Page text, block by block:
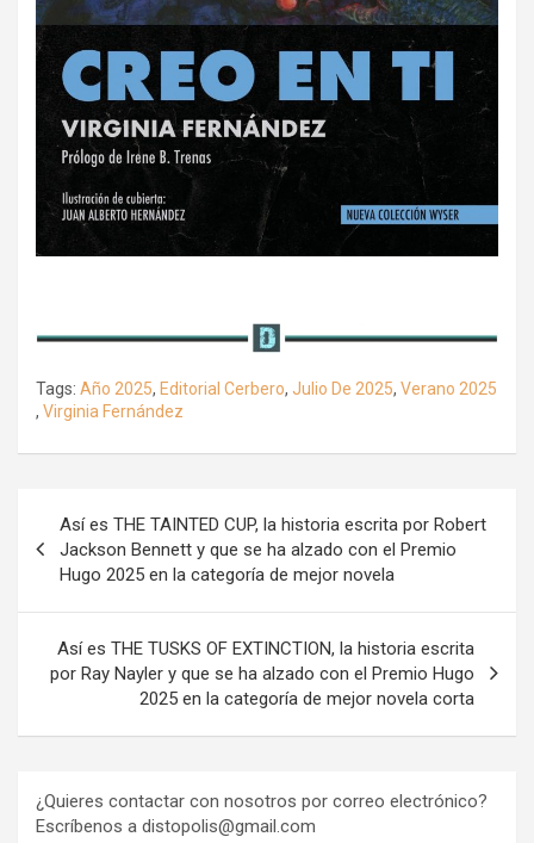
Tags: Año 2025, Editorial Cerbero, Julio De 2025, Verano 2025
, Virginia Fernández
de
entradas
Así es THE TAINTED CUP, la historia escrita por Robert
Jackson Bennett y que se ha alzado con el Premio
Hugo 2025 en la categoría de mejor novela
Así es THE TUSKS OF EXTINCTION, la historia escrita
por Ray Nayler y que se ha alzado con el Premio Hugo
2025 en la categoría de mejor novela corta
¿Quieres contactar con nosotros por correo electrónico?
Escríbenos a distopolis@gmail.com